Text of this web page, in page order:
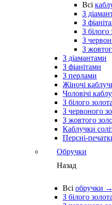
Всі
З
З
З білого
З
З
З діамантами
З фіанітами
З перлами
Жіночі
Чоловічі
З білого золота
З червоного
З жовтого
Каблучки
Персні-
Обручки
Назад
Всі обручки →
З білого золота